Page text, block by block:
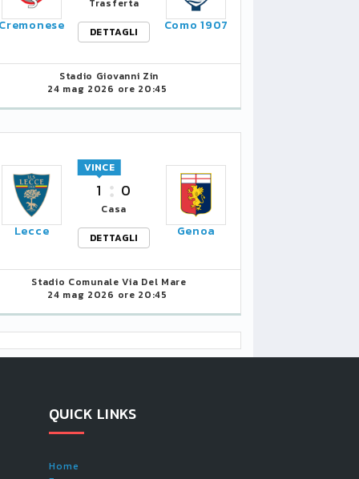
Cremonese
DETTAGLI
Como 1907
Stadio Giovanni Zin
24 mag 2026 ore 20:45
Lecce
1
VINCE
0
Casa
DETTAGLI
Genoa
Stadio Comunale Via Del Mare
24 mag 2026 ore 20:45
QUICK LINKS
Home